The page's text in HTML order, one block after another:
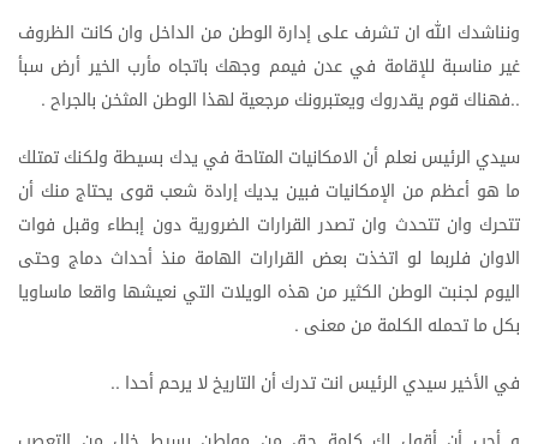
ونناشدك الله ان تشرف على إدارة الوطن من الداخل وان كانت الظروف
غير مناسبة للإقامة في عدن فيمم وجهك باتجاه مأرب الخير أرض سبأ
..فهناك قوم يقدروك ويعتبرونك مرجعية لهذا الوطن المثخن بالجراح .
سيدي الرئيس نعلم أن الامكانيات المتاحة في يدك بسيطة ولكنكتمتلك
ما هو أعظم من الإمكانيات فبين يديك إرادة شعب قوى يحتاج منك أن
تتحرك وان تتحدث وان تصدر القرارات الضرورية دون إبطاء وقبل فوات
الاوان فلربما لو اتخذت بعض القرارات الهامة منذ أحداث دماج وحتى
اليوم لجنبت الوطن الكثير من هذه الويلات التي نعيشها واقعا ماساويا
بكل ماتحمله الكلمة من معنى .
في الأخيرسيدي الرئيس انتتدركأن التاريخلايرحمأحدا ..